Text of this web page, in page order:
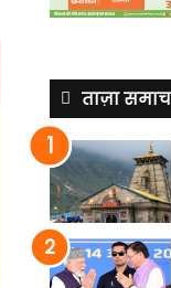
ताज़ा